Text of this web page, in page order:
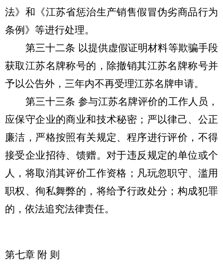
法》和《江苏省惩治生产销售假冒伪劣商品行为
条例》等进行处理。
第三十二条 以提供虚假证明材料等欺骗手段
获取江苏名牌称号的，除撤销其江苏名牌称号并
予以公告外，三年内不再受理江苏名牌申请。
第三十三条 参与江苏名牌评价的工作人员，
应保守企业的商业和技术秘密；严以律己、公正
廉洁，严格按照有关规定、程序进行评价，不得
接受企业招待、馈赠。对于违反规定的单位或个
人，将取消其评价工作资格；凡玩忽职守、滥用
职权、徇私舞弊的，将给予行政处分；构成犯罪
的，依法追究法律责任。
第七章 附 则